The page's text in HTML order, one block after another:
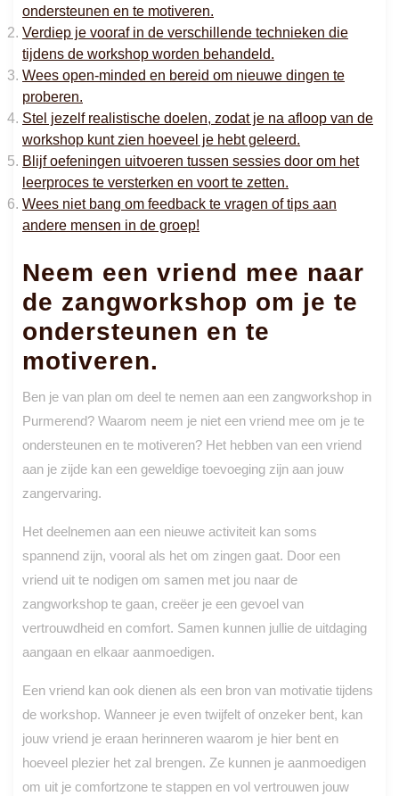
ondersteunen en te motiveren.
Verdiep je vooraf in de verschillende technieken die
tijdens de workshop worden behandeld.
Wees open-minded en bereid om nieuwe dingen te
proberen.
Stel jezelf realistische doelen, zodat je na afloop van de
workshop kunt zien hoeveel je hebt geleerd.
Blijf oefeningen uitvoeren tussen sessies door om het
leerproces te versterken en voort te zetten.
Wees niet bang om feedback te vragen of tips aan
andere mensen in de groep!
Neem een ​​vriend mee naar
de zangworkshop om je te
ondersteunen en te
motiveren.
Ben je van plan om deel te nemen aan een zangworkshop in
Purmerend? Waarom neem je niet een vriend mee om je te
ondersteunen en te motiveren? Het hebben van een vriend
aan je zijde kan een geweldige toevoeging zijn aan jouw
zangervaring.
Het deelnemen aan een nieuwe activiteit kan soms
spannend zijn, vooral als het om zingen gaat. Door een
vriend uit te nodigen om samen met jou naar de
zangworkshop te gaan, creëer je een gevoel van
vertrouwdheid en comfort. Samen kunnen jullie de uitdaging
aangaan en elkaar aanmoedigen.
Een vriend kan ook dienen als een bron van motivatie tijdens
de workshop. Wanneer je even twijfelt of onzeker bent, kan
jouw vriend je eraan herinneren waarom je hier bent en
hoeveel plezier het zal brengen. Ze kunnen je aanmoedigen
om uit je comfortzone te stappen en vol vertrouwen jouw